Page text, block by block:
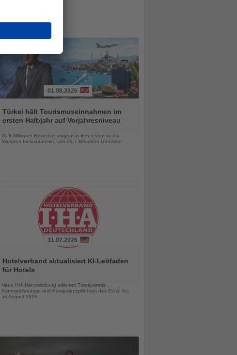
Sie
die
01.08.2026
Türkei hält Tourismuseinnahmen im
ersten Halbjahr auf Vorjahresniveau
25,8 Millionen Besucher sorgten in den ersten sechs
Monaten für Einnahmen von 25,7 Milliarden US-Dollar
Sie
die
31.07.2026
Hotelverband aktualisiert KI-Leitfaden
für Hotels
Neue IHA-Handreichung erläutert Transparenz-,
Kennzeichnungs- und Kompetenzpflichten des EU AI Act
ab August 2026